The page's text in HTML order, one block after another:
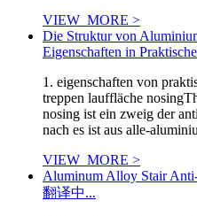
VIEW_MORE >
Die Struktur von
Eigenschaften in
1. eigenschaften von
treppen lauffläche
nosing ist ein zweig der
nach es ist aus alle-
VIEW_MORE >
Aluminum Alloy Stair
翻译中...